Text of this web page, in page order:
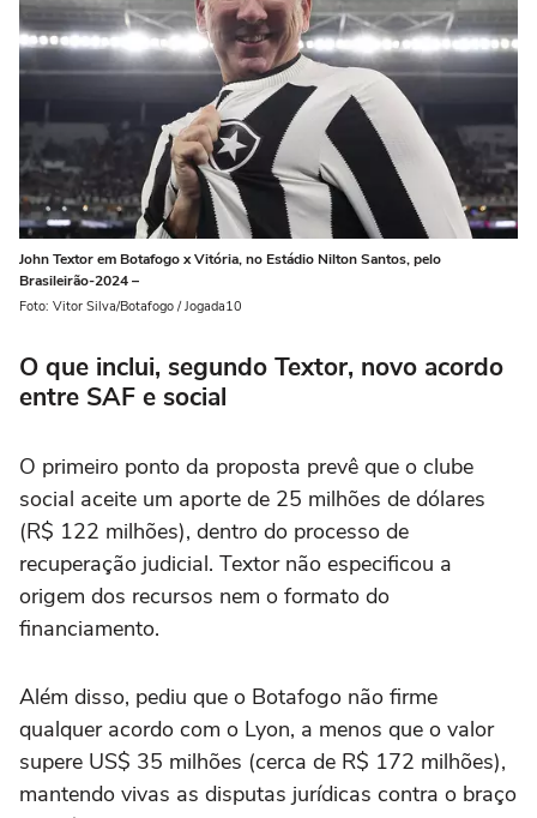
John Textor em Botafogo x Vitória, no Estádio Nilton Santos, pelo
Brasileirão-2024 –
Foto: Vitor Silva/Botafogo / Jogada10
O que inclui, segundo Textor, novo acordo
entre SAF e social
O primeiro ponto da proposta prevê que o clube
social aceite um aporte de 25 milhões de dólares
(R$ 122 milhões), dentro do processo de
recuperação judicial. Textor não especificou a
origem dos recursos nem o formato do
financiamento.
Além disso, pediu que o Botafogo não firme
qualquer acordo com o Lyon, a menos que o valor
supere US$ 35 milhões (cerca de R$ 172 milhões),
mantendo vivas as disputas jurídicas contra o braço